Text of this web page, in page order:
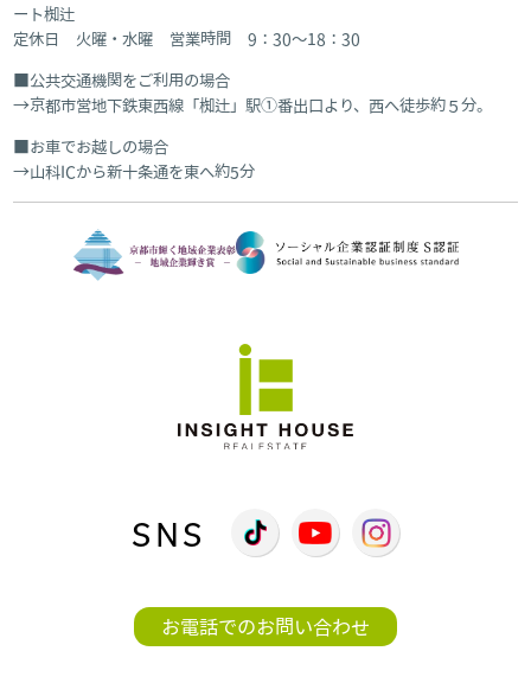
ート椥辻
定休日 火曜・水曜 営業時間 9：30～18：30
公共交通機関をご利用の場合
京都市営地下鉄東西線「椥辻」駅①番出口より、西へ徒歩約５分。
お車でお越しの場合
山科ICから新十条通を東へ約5分
SNS
お電話でのお問い合わせ